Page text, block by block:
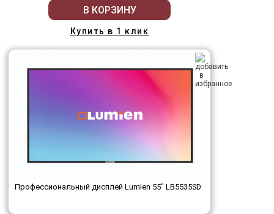
В КОРЗИНУ
Купить в 1 клик
Профессиональный дисплей Lumien 55" LB5535SD